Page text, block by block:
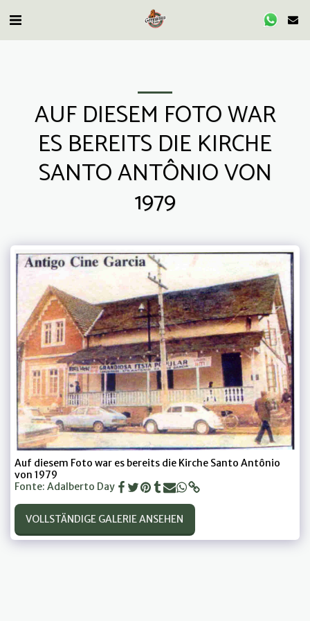
AUF DIESEM FOTO WAR
ES BEREITS DIE KIRCHE
SANTO ANTÔNIO VON
1979
Auf diesem Foto war es bereits die Kirche Santo Antônio
von 1979
Fonte: Adalberto Day
VOLLSTÄNDIGE GALERIE ANSEHEN